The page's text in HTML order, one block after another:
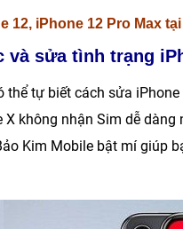
12, iPhone 12 Pro Max
và sửa tình trạng
tự biết cách sửa
X không nhận Sim dễ dàng
Kim Mobile bật mí giúp